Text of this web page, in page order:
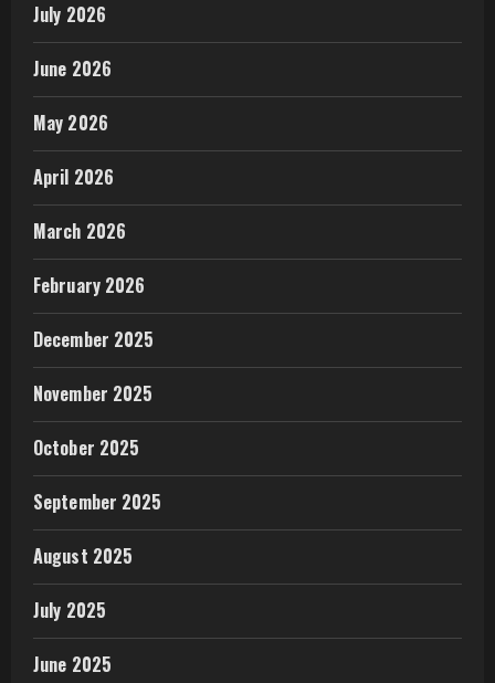
July 2026
June 2026
May 2026
April 2026
March 2026
February 2026
December 2025
November 2025
October 2025
September 2025
August 2025
July 2025
June 2025